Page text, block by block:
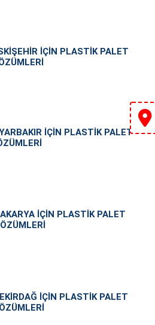
İÇIN PLASTIK PALET
İÇIN PLASTIK PALET
İÇIN PLASTIK PALET
İÇIN PLASTIK PALET